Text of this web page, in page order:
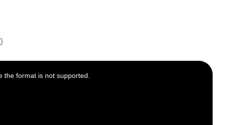
format is not supported.